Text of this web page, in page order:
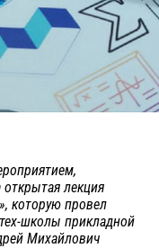
лекция
которую провел
школы прикладной
Михайлович